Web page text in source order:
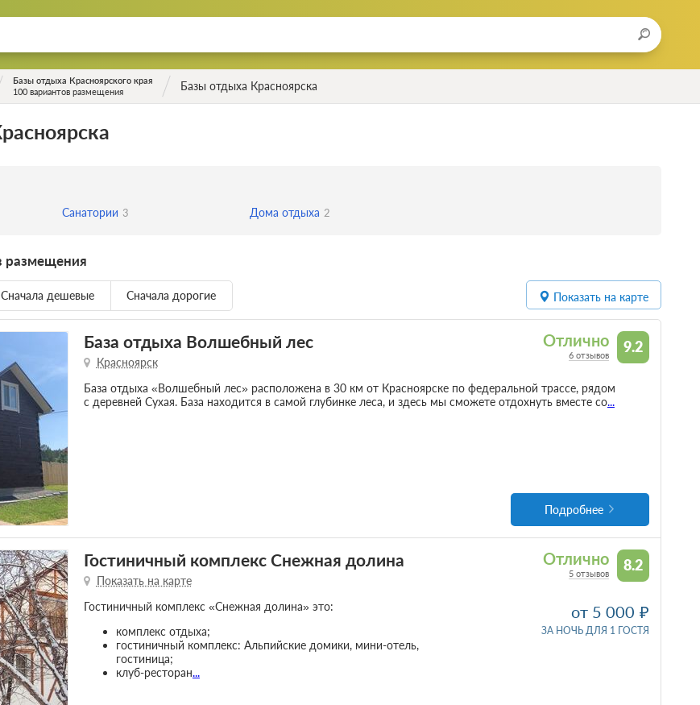
Базы отдыха Красноярского края
100 вариантов размещения
Базы отдыха Красноярска
Санатории 3 Дома отдыха 2
размещения
Сначала дешевые Сначала дорогие Показать на карте
9.2
Отлично
6 отзывов
База отдыха Волшебный лес
Красноярск
База отдыха «Волшебный лес» расположена в 30 км от Красноярске по федеральной трассе, рядом
с деревней Сухая. База находится в самой глубинке леса, и здесь мы сможете отдохнуть вместе со...
Подробнее
8.2
Отлично
5 отзывов
Гостиничный комплекс Снежная долина
Показать на карте
Гостиничный комплекс «Снежная долина» это:
комплекс отдыха;
гостиничный комплекс: Альпийские домики, мини-отель,
гостиница;
клуб-ресторан...
от 5 000
ЗА НОЧЬ ДЛЯ 1 ГОСТЯ